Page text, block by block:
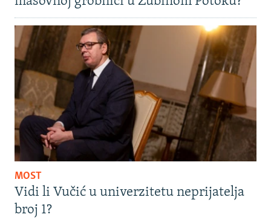
MOST
Vidi li Vučić u univerzitetu neprijatelja
broj 1?